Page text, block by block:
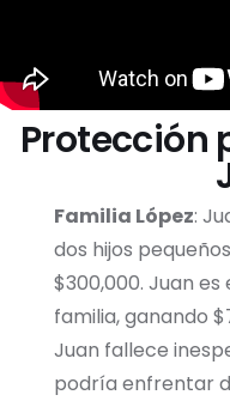
Protección
Familia López:
dos hijos
$300,000. Juan
familia, ganando
Juan fallece
podría enfrentar